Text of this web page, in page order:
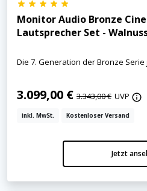
Monitor Audio Bronze
Lautsprecher Set -
Die 7. Generation der Bronze Serie
3.099,00 € 3.343,00 € UVP
inkl. MwSt. Kostenloser Versand
Jetzt